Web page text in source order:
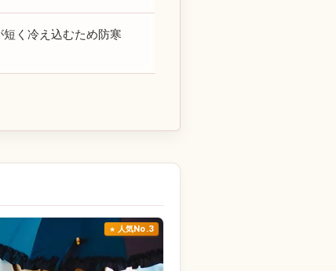
く冷え込むため防寒
人気No.3